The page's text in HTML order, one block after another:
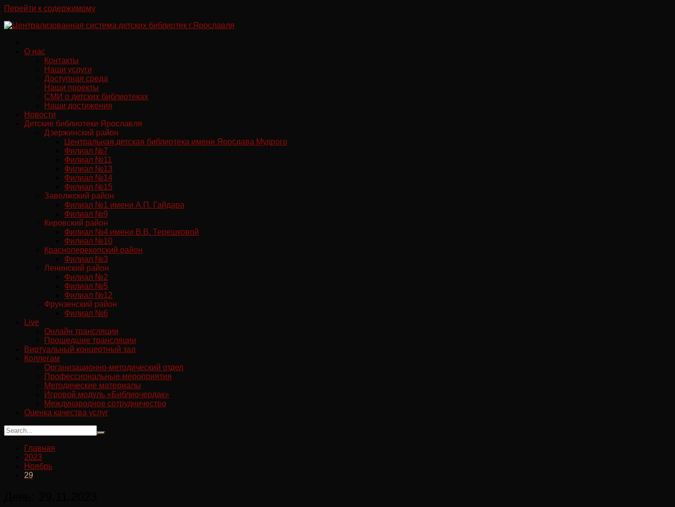
Перейти к содержимому
О нас
Контакты
Наши услуги
Доступная среда
Наши проекты
СМИ о детских библиотеках
Наши достижения
Новости
Детские библиотеки Ярославля
Дзержинский район
Центральная детская библиотека имени Ярослава Мудрого
Филиал №7
Филиал №11
Филиал №13
Филиал №14
Филиал №15
Заволжский район
Филиал №1 имени А.П. Гайдара
Филиал №9
Кировский район
Филиал №4 имени В.В. Терешковой
Филиал №10
Красноперекопский район
Филиал №3
Ленинский район
Филиал №2
Филиал №5
Филиал №12
Фрунзенский район
Филиал №6
Live
Онлайн трансляции
Прошедшие трансляции
Виртуальный концертный зал
Коллегам
Организационно-методический отдел
Профессиональные мероприятия
Методические материалы
Игровой модуль «Библиочердак»
Международное сотрудничество
Оценка качества услуг
Главная
2023
Ноябрь
29